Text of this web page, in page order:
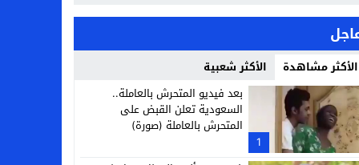
الأكثر مشاهدة الأكثر شعبية
1
بعد فيديو المتحرش بالعاملة..
السعودية تعلن القبض على
المتحرش بالعاملة (صورة)